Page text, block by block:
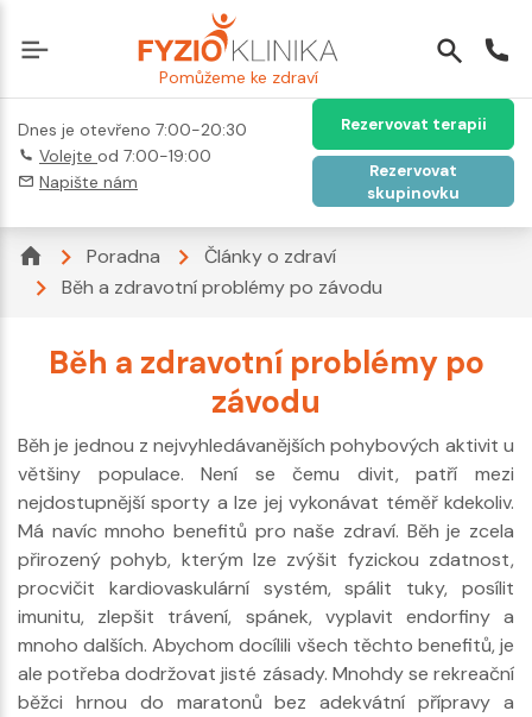
Pomůžeme ke zdraví
Dnes je otevřeno 7:00-20:30
Volejte od 7:00-19:00
Napište nám
Rezervovat terapii
Rezervovat
skupinovku
Poradna
Články o zdraví
Běh a zdravotní problémy po závodu
Běh a zdravotní problémy po
závodu
Běh je jednou z nejvyhledávanějších pohybových aktivit u
většiny populace. Není se čemu divit, patří mezi
nejdostupnější sporty a lze jej vykonávat téměř kdekoliv.
Má navíc mnoho benefitů pro naše zdraví. Běh je zcela
přirozený pohyb, kterým lze zvýšit fyzickou zdatnost,
procvičit kardiovaskulární systém, spálit tuky, posílit
imunitu, zlepšit trávení, spánek, vyplavit endorfiny a
mnoho dalších. Abychom docílili všech těchto benefitů, je
ale potřeba dodržovat jisté zásady. Mnohdy se rekreační
běžci hrnou do maratonů bez adekvátní přípravy a